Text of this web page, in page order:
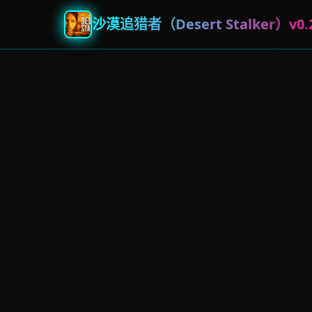
沙漠追猎者（Desert Stalker）